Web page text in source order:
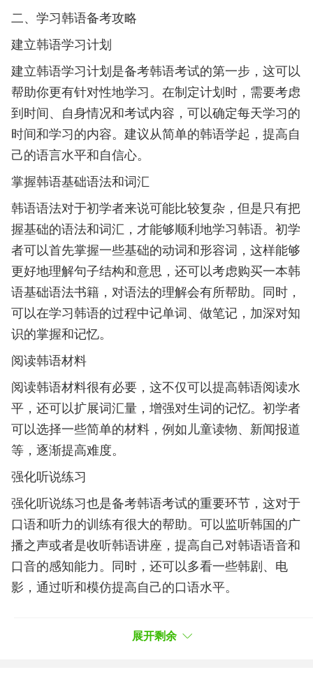
二、学习韩语备考攻略
建立韩语学习计划
建立韩语学习计划是备考韩语考试的第一步，这可以
帮助你更有针对性地学习。在制定计划时，需要考虑
到时间、自身情况和考试内容，可以确定每天学习的
时间和学习的内容。建议从简单的韩语学起，提高自
己的语言水平和自信心。
掌握韩语基础语法和词汇
韩语语法对于初学者来说可能比较复杂，但是只有把
握基础的语法和词汇，才能够顺利地学习韩语。初学
者可以首先掌握一些基础的动词和形容词，这样能够
更好地理解句子结构和意思，还可以考虑购买一本韩
语基础语法书籍，对语法的理解会有所帮助。同时，
可以在学习韩语的过程中记单词、做笔记，加深对知
识的掌握和记忆。
阅读韩语材料
阅读韩语材料很有必要，这不仅可以提高韩语阅读水
平，还可以扩展词汇量，增强对生词的记忆。初学者
可以选择一些简单的材料，例如儿童读物、新闻报道
等，逐渐提高难度。
强化听说练习
强化听说练习也是备考韩语考试的重要环节，这对于
口语和听力的训练有很大的帮助。可以监听韩国的广
播之声或者是收听韩语讲座，提高自己对韩语语音和
口音的感知能力。同时，还可以多看一些韩剧、电
影，通过听和模仿提高自己的口语水平。
参加韩语考试模拟可以让你更好地了解考试形式和难
展开剩余